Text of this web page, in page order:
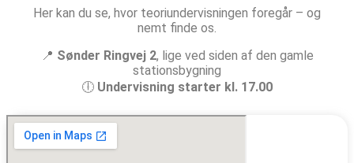
Her kan du se, hvor teoriundervisningen foregår – og
nemt finde os.
📍 Sønder Ringvej 2, lige ved siden af den gamle
stationsbygning
🕕 Undervisning starter kl. 17.00